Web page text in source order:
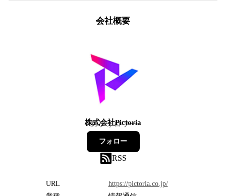
会社概要
株式会社Pictoria
39フォロワー
フォロー
RSS
URL
https://pictoria.co.jp/